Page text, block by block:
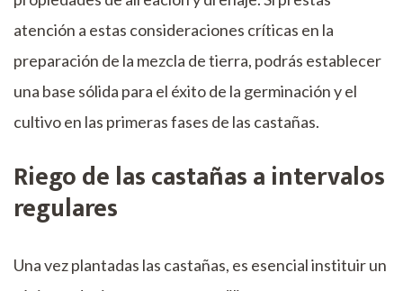
atención a estas consideraciones críticas en la
preparación de la mezcla de tierra, podrás establecer
una base sólida para el éxito de la germinación y el
cultivo en las primeras fases de las castañas.
Riego de las castañas a intervalos
regulares
Una vez plantadas las castañas, es esencial instituir un